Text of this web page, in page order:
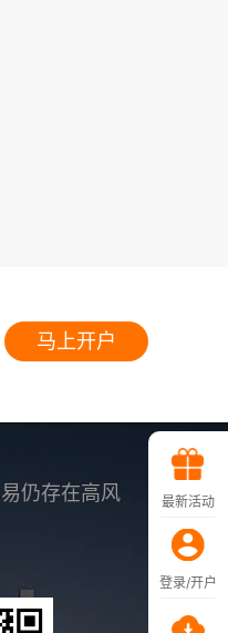
马上开户
仍存在高风
最新活动
登录/开户